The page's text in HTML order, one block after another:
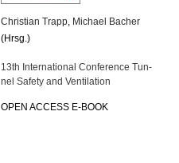
Chris­ti­an Trapp, Mi­cha­el Ba­cher
(Hrsg.)
13th In­ter­na­tio­nal Con­fe­rence Tun­
nel Safe­ty and Ven­ti­la­ti­on
OPEN AC­CESS E-BOOK